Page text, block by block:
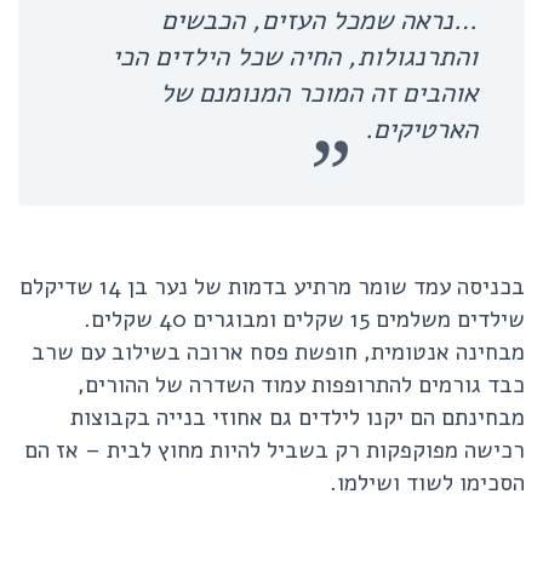
…נראה שמכל העזים, הכבשים
והתרנגולות, החיה שכל הילדים הכי
אוהבים זה המוכר המנומנם של
הארטיקים.
בכניסה עמד שומר מרתיע בדמות של נער בן 14 שדיקלם
שילדים משלמים 15 שקלים ומבוגרים 40 שקלים.
מבחינה אנטומית, חופשת פסח ארוכה בשילוב עם שרב
כבד גורמים להתרופפות עמוד השדרה של ההורים,
מבחינתם הם יקנו לילדים גם אחוזי בנייה בקבוצות
רכישה מפוקפקות רק בשביל להיות מחוץ לבית – אז הם
הסכימו לשוד ושילמו.